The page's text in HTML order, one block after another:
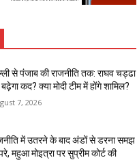
से पंजाब की राजनीति तक: राघव चड्ढा
कद? क्या मोदी टीम में होंगे शामिल?
7, 2026
में उतरने के बाद अंडों से डरना समझ
महुआ मोइत्रा पर सुप्रीम कोर्ट की